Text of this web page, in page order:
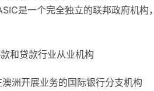
是一个完全独立的联邦政府机
和贷款行业从业机构
洲开展业务的国际银行分支机构